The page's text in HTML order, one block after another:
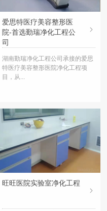
爱思特医疗美容整形医
院-首选勤瑞净化工程公
司
湖南勤瑞净化工程公司承接的爱思
特医疗美容整形医院净化工程项
目，从...
旺旺医院实验室净化工程